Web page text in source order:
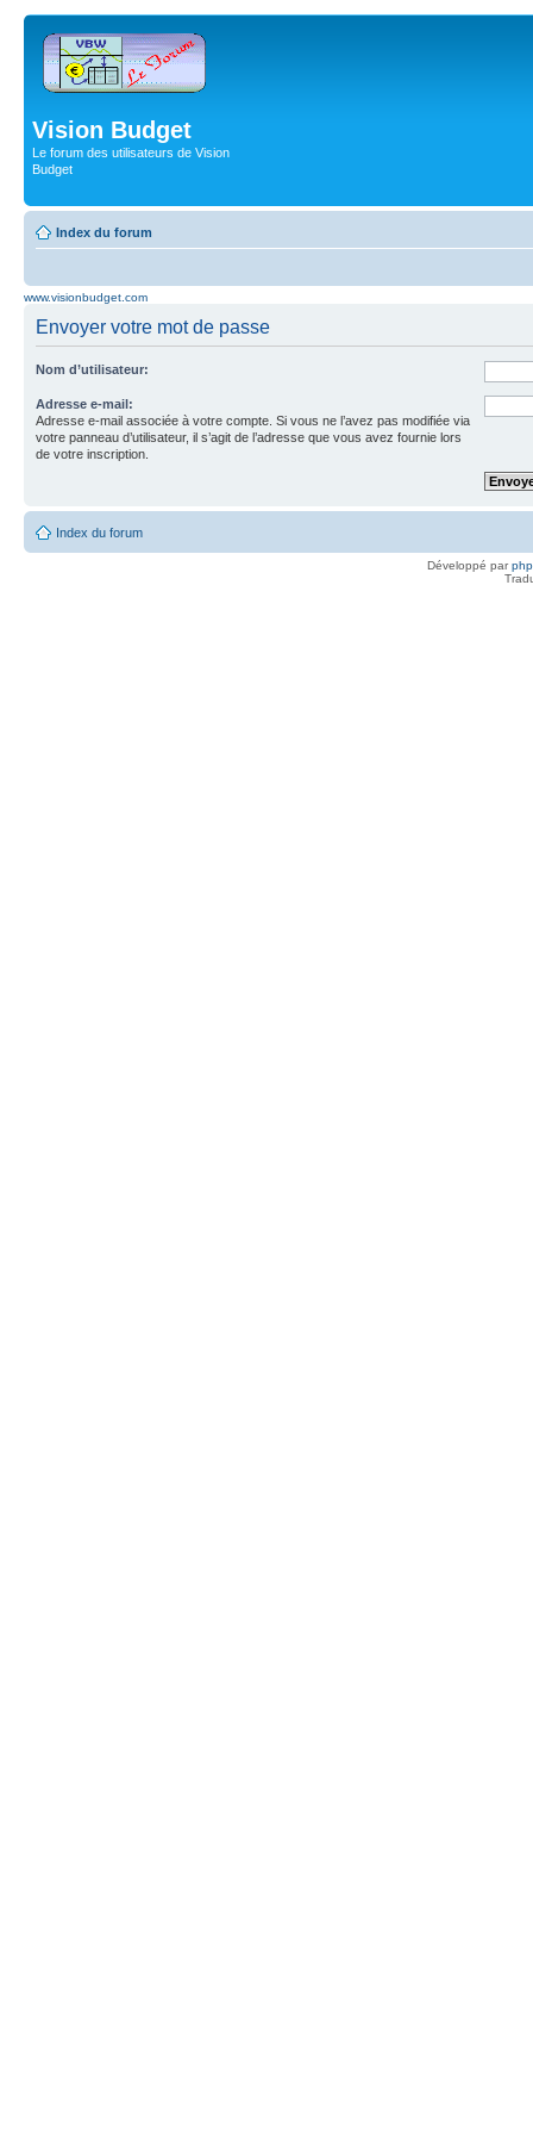
Vision Budget
Le forum des utilisateurs de Vision
Budget
Index du forum
www.visionbudget.com
Envoyer votre mot de passe
Nom d’utilisateur:
Adresse e-mail:
Adresse e-mail associée à votre compte. Si vous ne l’avez pas modifiée via
votre panneau d’utilisateur, il s’agit de l’adresse que vous avez fournie lors
de votre inscription.
Index du forum
Développé par